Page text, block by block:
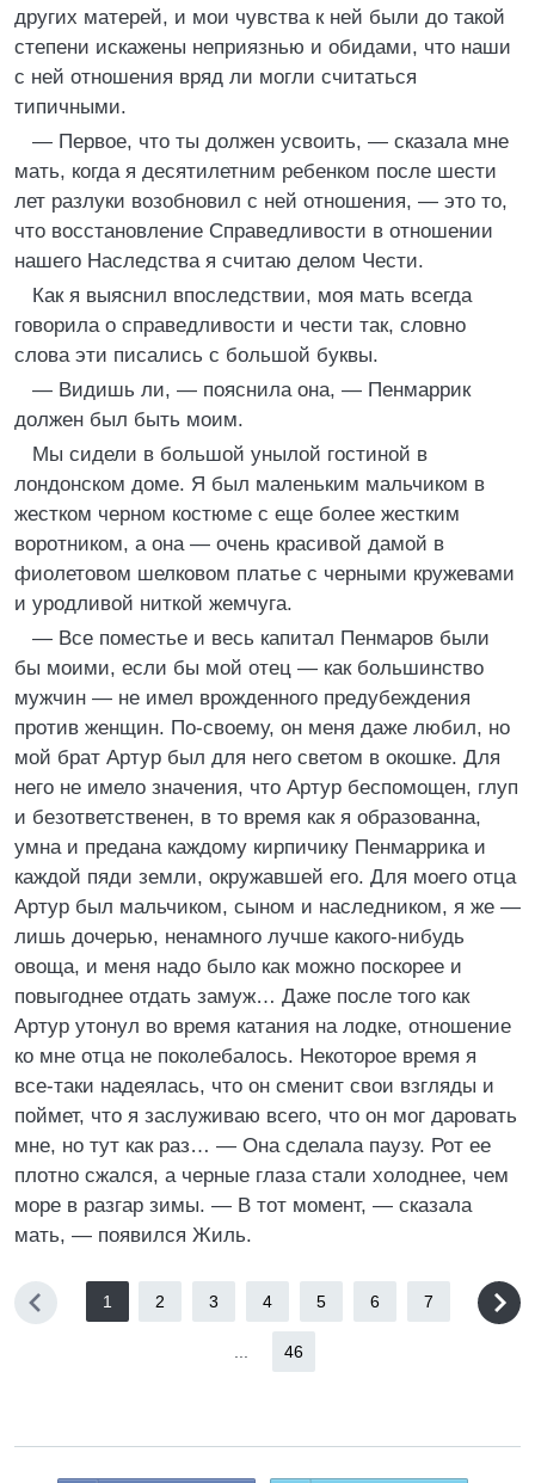
других матерей, и мои чувства к ней были до такой
степени искажены неприязнью и обидами, что наши
с ней отношения вряд ли могли считаться
типичными.
— Первое, что ты должен усвоить, — сказала мне
мать, когда я десятилетним ребенком после шести
лет разлуки возобновил с ней отношения, — это то,
что восстановление Справедливости в отношении
нашего Наследства я считаю делом Чести.
Как я выяснил впоследствии, моя мать всегда
говорила о справедливости и чести так, словно
слова эти писались с большой буквы.
— Видишь ли, — пояснила она, — Пенмаррик
должен был быть моим.
Мы сидели в большой унылой гостиной в
лондонском доме. Я был маленьким мальчиком в
жестком черном костюме с еще более жестким
воротником, а она — очень красивой дамой в
фиолетовом шелковом платье с черными кружевами
и уродливой ниткой жемчуга.
— Все поместье и весь капитал Пенмаров были
бы моими, если бы мой отец — как большинство
мужчин — не имел врожденного предубеждения
против женщин. По-своему, он меня даже любил, но
мой брат Артур был для него светом в окошке. Для
него не имело значения, что Артур беспомощен, глуп
и безответственен, в то время как я образованна,
умна и предана каждому кирпичику Пенмаррика и
каждой пяди земли, окружавшей его. Для моего отца
Артур был мальчиком, сыном и наследником, я же —
лишь дочерью, ненамного лучше какого-нибудь
овоща, и меня надо было как можно поскорее и
повыгоднее отдать замуж… Даже после того как
Артур утонул во время катания на лодке, отношение
ко мне отца не поколебалось. Некоторое время я
все-таки надеялась, что он сменит свои взгляды и
поймет, что я заслуживаю всего, что он мог даровать
мне, но тут как раз… — Она сделала паузу. Рот ее
плотно сжался, а черные глаза стали холоднее, чем
море в разгар зимы. — В тот момент, — сказала
мать, — появился Жиль.
1 2 3 4 5 6 7
46